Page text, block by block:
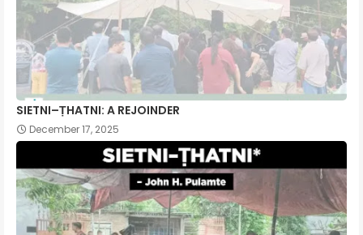
SIETNI–ṬHATNI: A REJOINDER
December 17, 2025